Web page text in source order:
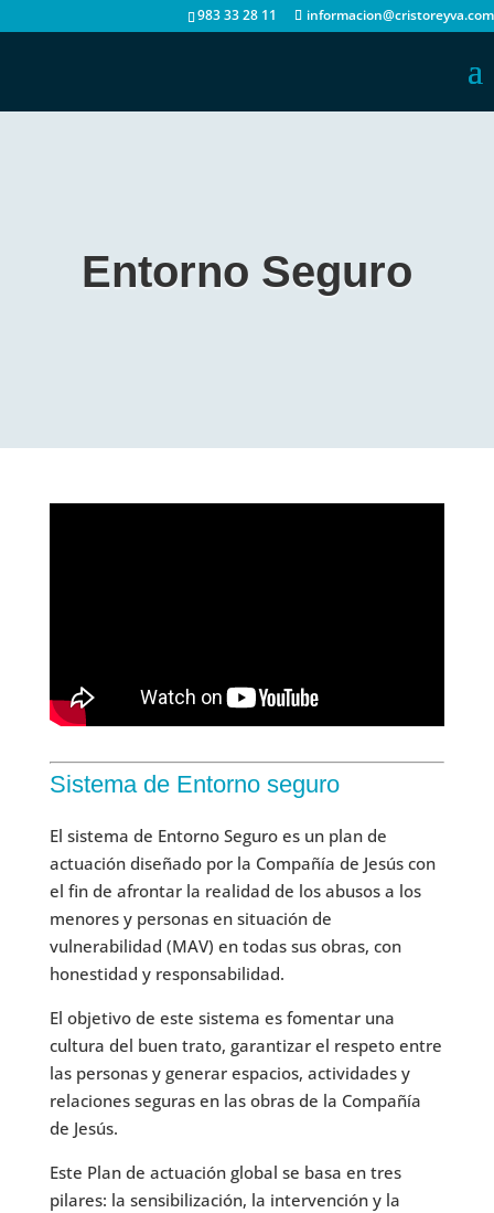
983 33 28 11 informacion@cristoreyva.com
Entorno Seguro
Sistema de Entorno seguro
El sistema de Entorno Seguro es un plan de
actuación diseñado por la Compañía de Jesús con
el fin de afrontar la realidad de los abusos a los
menores y personas en situación de
vulnerabilidad (MAV) en todas sus obras, con
honestidad y responsabilidad.
El objetivo de este sistema es fomentar una
cultura del buen trato, garantizar el respeto entre
las personas y generar espacios, actividades y
relaciones seguras en las obras de la Compañía
de Jesús.
Este Plan de actuación global se basa en tres
pilares: la sensibilización, la intervención y la